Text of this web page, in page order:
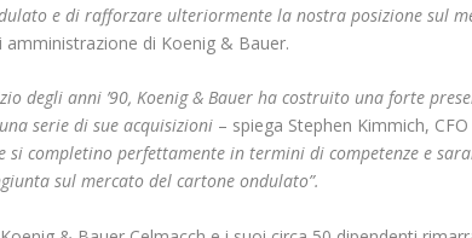
e di rafforzare ulteriormente la nostra posizione sul
amministrazione di Koenig & Bauer.
degli anni ’90, Koenig & Bauer ha costruito una forte
serie di sue acquisizioni – spiega Stephen Kimmich,
si completino perfettamente in termini di competenze e
sul mercato del cartone ondulato”.